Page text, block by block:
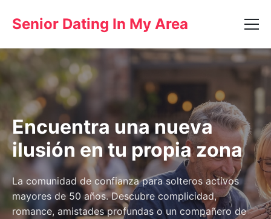
Senior Dating In My Area
Encuentra una nueva
ilusión en tu propia zona
La comunidad de confianza para solteros activos
mayores de 50 años. Descubre complicidad,
romance, amistades profundas o un compañero de